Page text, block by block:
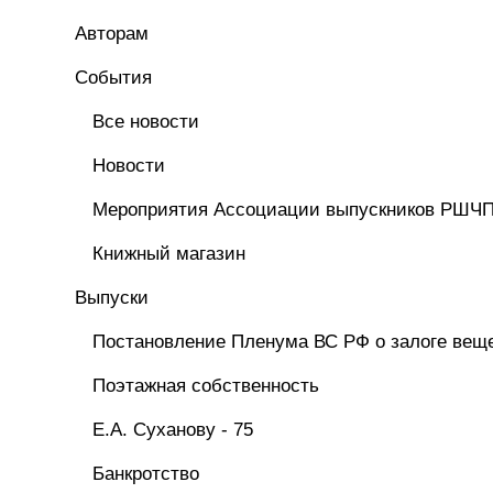
Авторам
Cобытия
Все новости
Новости
Мероприятия Ассоциации выпускников
Книжный магазин
Выпуски
Постановление Пленума ВС РФ о залоге
Поэтажная собственность
Е.А. Суханову - 75
Банкротство